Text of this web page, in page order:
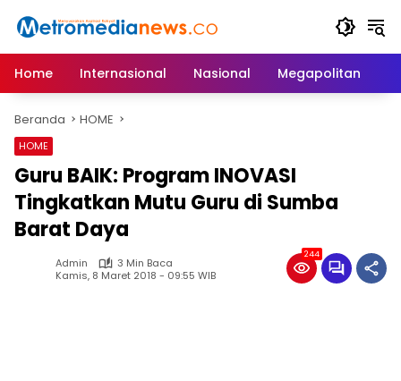
Home
Internasional Nasional Megapolitan
Beranda HOME
HOME
Guru BAIK: Program INOVASI
Tingkatkan Mutu Guru di Sumba
Barat Daya
Admin
3 Min Baca
Kamis, 8 Maret 2018 - 09:55 WIB
244